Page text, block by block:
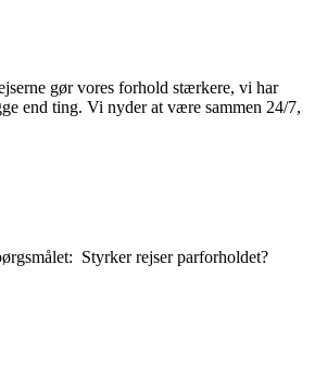
gør vores forhold stærkere, vi har
end ting. Vi nyder at være sammen 24/7,
Styrker rejser parforholdet?